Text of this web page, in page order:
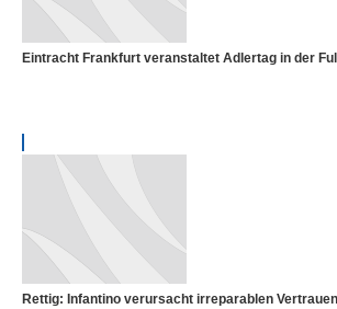
Eintracht Frankfurt veranstaltet Adlertag in der
Rettig: Infantino verursacht irreparablen